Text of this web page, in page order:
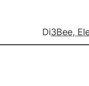
Di3Bee,